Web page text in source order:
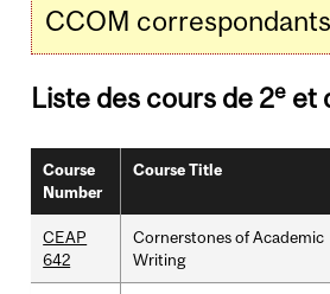
CCOM
Liste des cours de 2e et
Course
Number
Course Title
CEAP
642
Cornerstones of Academic
Writing